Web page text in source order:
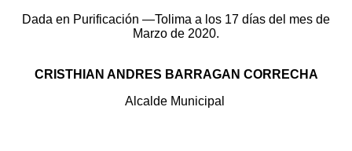
Dada en Purificación —Tolima a los 17 días del mes de
Marzo de 2020.
CRISTHIAN ANDRES BARRAGAN CORRECHA
Alcalde Municipal